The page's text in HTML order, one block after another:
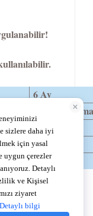
6 Ay
%62 Polyhema
%38 Su
14,2
8,6